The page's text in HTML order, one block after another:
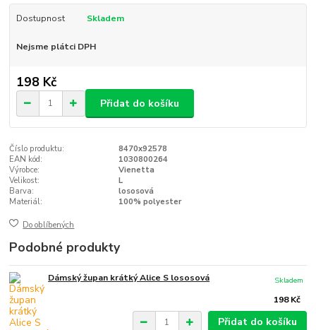
Dostupnost Skladem
Nejsme plátci DPH
198 Kč
Přidat do košíku
Číslo produktu:
8470x92578
EAN kód:
1030800264
Výrobce:
Vienetta
Velikost:
L
Barva:
lososová
Materiál:
100% polyester
Do oblíbených
Podobné produkty
Dámský župan krátký Alice S lososová
198 Kč
Skladem
Přidat do košíku